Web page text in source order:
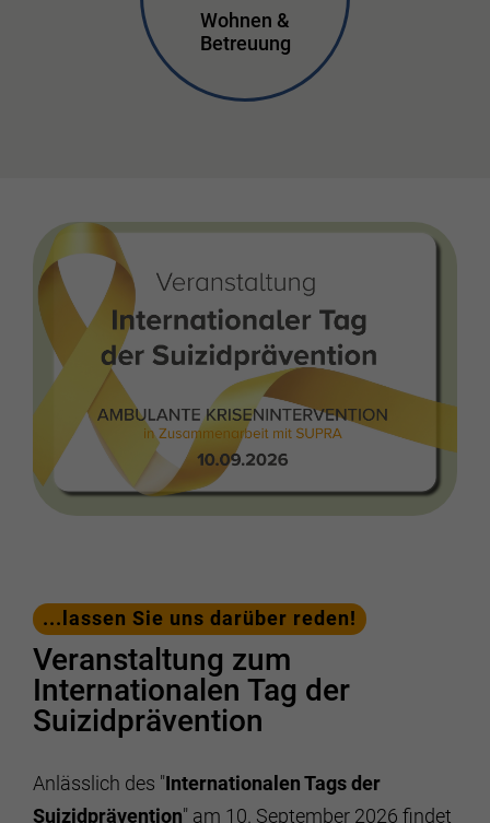
Wohnen &
Betreuung
...lassen Sie uns darüber reden!
Veranstaltung zum
Internationalen Tag der
Suizidprävention
Anlässlich des "Internationalen Tags der
Suizidprävention" am 10. September 2026 findet